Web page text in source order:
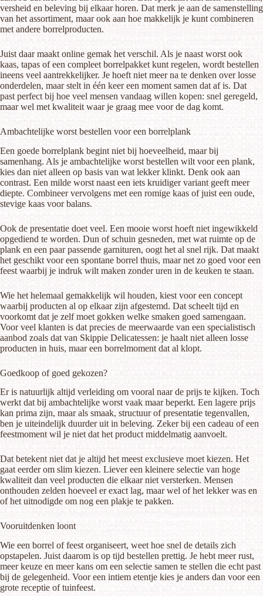
versheid en beleving bij elkaar horen. Dat merk je aan de samenstelling
van het assortiment, maar ook aan hoe makkelijk je kunt combineren
met andere borrelproducten.
Juist daar maakt online gemak het verschil. Als je naast worst ook
kaas, tapas of een compleet borrelpakket kunt regelen, wordt bestellen
ineens veel aantrekkelijker. Je hoeft niet meer na te denken over losse
onderdelen, maar stelt in één keer een moment samen dat af is. Dat
past perfect bij hoe veel mensen vandaag willen kopen: snel geregeld,
maar wel met kwaliteit waar je graag mee voor de dag komt.
Ambachtelijke worst bestellen voor een borrelplank
Een goede borrelplank begint niet bij hoeveelheid, maar bij
samenhang. Als je ambachtelijke worst bestellen wilt voor een plank,
kies dan niet alleen op basis van wat lekker klinkt. Denk ook aan
contrast. Een milde worst naast een iets kruidiger variant geeft meer
diepte. Combineer vervolgens met een romige kaas of juist een oude,
stevige kaas voor balans.
Ook de presentatie doet veel. Een mooie worst hoeft niet ingewikkeld
opgediend te worden. Dun of schuin gesneden, met wat ruimte op de
plank en een paar passende garnituren, oogt het al snel rijk. Dat maakt
het geschikt voor een spontane borrel thuis, maar net zo goed voor een
feest waarbij je indruk wilt maken zonder uren in de keuken te staan.
Wie het helemaal gemakkelijk wil houden, kiest voor een concept
waarbij producten al op elkaar zijn afgestemd. Dat scheelt tijd en
voorkomt dat je zelf moet gokken welke smaken goed samengaan.
Voor veel klanten is dat precies de meerwaarde van een specialistisch
aanbod zoals dat van Skippie Delicatessen: je haalt niet alleen losse
producten in huis, maar een borrelmoment dat al klopt.
Goedkoop of goed gekozen?
Er is natuurlijk altijd verleiding om vooral naar de prijs te kijken. Toch
werkt dat bij ambachtelijke worst vaak maar beperkt. Een lagere prijs
kan prima zijn, maar als smaak, structuur of presentatie tegenvallen,
ben je uiteindelijk duurder uit in beleving. Zeker bij een cadeau of een
feestmoment wil je niet dat het product middelmatig aanvoelt.
Dat betekent niet dat je altijd het meest exclusieve moet kiezen. Het
gaat eerder om slim kiezen. Liever een kleinere selectie van hoge
kwaliteit dan veel producten die elkaar niet versterken. Mensen
onthouden zelden hoeveel er exact lag, maar wel of het lekker was en
of het uitnodigde om nog een plakje te pakken.
Vooruitdenken loont
Wie een borrel of feest organiseert, weet hoe snel de details zich
opstapelen. Juist daarom is op tijd bestellen prettig. Je hebt meer rust,
meer keuze en meer kans om een selectie samen te stellen die echt past
bij de gelegenheid. Voor een intiem etentje kies je anders dan voor een
grote receptie of tuinfeest.